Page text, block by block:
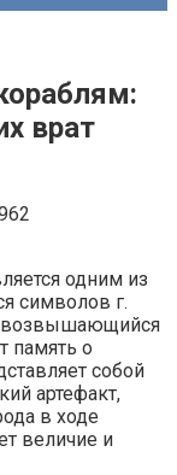
врат
одним из
символов г.
возвышающийся
память о
собой
артефакт,
в ходе
величие и